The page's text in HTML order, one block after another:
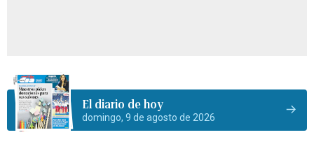
El diario de hoy
domingo, 9 de agosto de 2026